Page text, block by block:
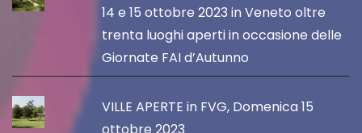
14 e 15 ottobre 2023 in Veneto oltre
trenta luoghi aperti in occasione delle
Giornate FAI d’Autunno
VILLE APERTE in FVG, Domenica 15
ottobre 2023